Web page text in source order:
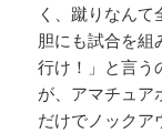
く、蹴りなん
胆にも試合を組
行け！」と言う
が、アマチュア
だけでノックア